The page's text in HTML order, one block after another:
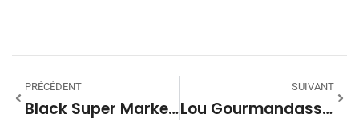
PRÉCÉDENT
Black Super Market #24 – Saison 28
SUIVANT
Lou Gourmandass 30 – Le Pèle-Porc